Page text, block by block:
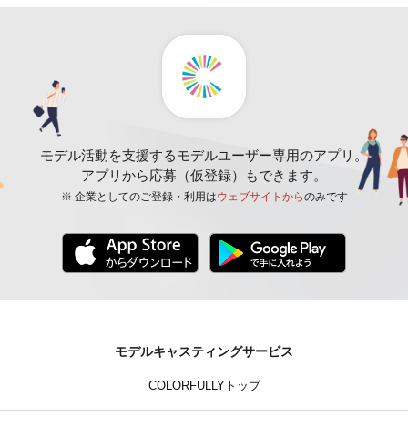
モデル活動を支援するモデルユーザー専用のアプリ。
アプリから応募（仮登録）もできます。
※ 企業としてのご登録・利用はウェブサイトからのみです
モデルキャスティングサービス
COLORFULLYトップ